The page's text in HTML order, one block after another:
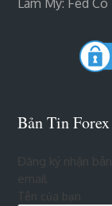
Làm Mỹ: Fed
Bản Tin
Đăng ký nhận
Tên của bạn